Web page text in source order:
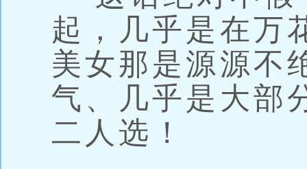
起，几乎是在万
美女那是源源不
气、几乎是大部
二人选！